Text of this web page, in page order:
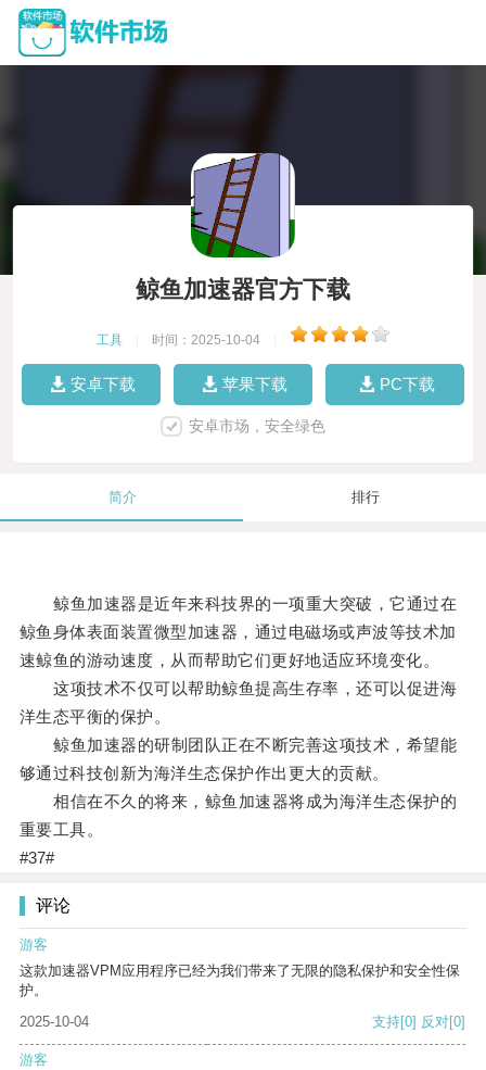
鲸鱼加速器官方下载
工具 时间：2025-10-04
安卓下载 苹果下载 PC下载
安卓市场，安全绿色
简介 排行
鲸鱼加速器是近年来科技界的一项重大突破，它通过在
鲸鱼身体表面装置微型加速器，通过电磁场或声波等技术加
速鲸鱼的游动速度，从而帮助它们更好地适应环境变化。
这项技术不仅可以帮助鲸鱼提高生存率，还可以促进海
洋生态平衡的保护。
鲸鱼加速器的研制团队正在不断完善这项技术，希望能
够通过科技创新为海洋生态保护作出更大的贡献。
相信在不久的将来，鲸鱼加速器将成为海洋生态保护的
重要工具。
#37#
评论
游客
这款加速器VPM应用程序已经为我们带来了无限的隐私保护和安全性保
护。
2025-10-04
支持[0] 反对[0]
游客